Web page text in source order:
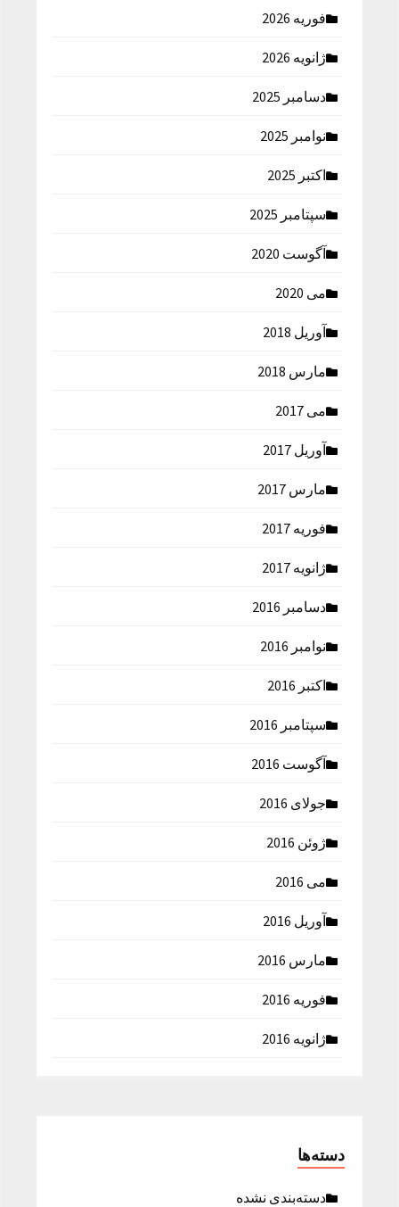
فوریه 2026
ژانویه 2026
دسامبر 2025
نوامبر 2025
اکتبر 2025
سپتامبر 2025
آگوست 2020
می 2020
آوریل 2018
مارس 2018
می 2017
آوریل 2017
مارس 2017
فوریه 2017
ژانویه 2017
دسامبر 2016
نوامبر 2016
اکتبر 2016
سپتامبر 2016
آگوست 2016
جولای 2016
ژوئن 2016
می 2016
آوریل 2016
مارس 2016
فوریه 2016
ژانویه 2016
دسته‌ها
دسته‌بندی نشده